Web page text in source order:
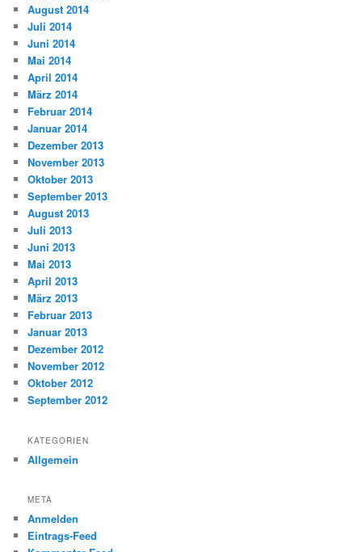
August 2014
Juli 2014
Juni 2014
Mai 2014
April 2014
März 2014
Februar 2014
Januar 2014
Dezember 2013
November 2013
Oktober 2013
September 2013
August 2013
Juli 2013
Juni 2013
Mai 2013
April 2013
März 2013
Februar 2013
Januar 2013
Dezember 2012
November 2012
Oktober 2012
September 2012
KATEGORIEN
Allgemein
META
Anmelden
Eintrags-Feed